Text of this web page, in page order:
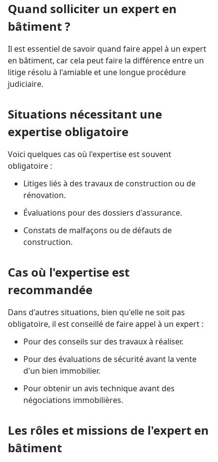
Quand solliciter un expert en
bâtiment ?
Il est essentiel de savoir quand faire appel à un expert
en bâtiment, car cela peut faire la différence entre un
litige résolu à l'amiable et une longue procédure
judiciaire.
Situations nécessitant une
expertise obligatoire
Voici quelques cas où l'expertise est souvent
obligatoire :
Litiges liés à des travaux de construction ou de
rénovation.
Évaluations pour des dossiers d'assurance.
Constats de malfaçons ou de défauts de
construction.
Cas où l'expertise est
recommandée
Dans d'autres situations, bien qu'elle ne soit pas
obligatoire, il est conseillé de faire appel à un expert :
Pour des conseils sur des travaux à réaliser.
Pour des évaluations de sécurité avant la vente
d'un bien immobilier.
Pour obtenir un avis technique avant des
négociations immobilières.
Les rôles et missions de l'expert en
bâtiment